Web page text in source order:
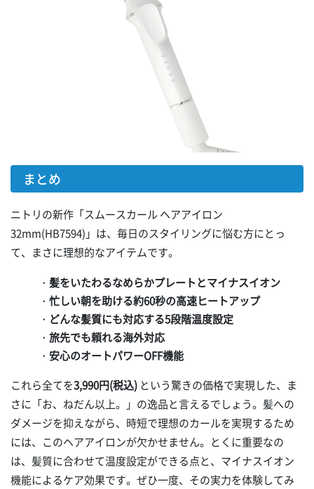
まとめ
ニトリの新作「スムースカール ヘアアイロン
32mm(HB7594)」は、毎日のスタイリングに悩む方にとっ
て、まさに理想的なアイテムです。
・ 髪をいたわるなめらかプレートとマイナスイオン
・ 忙しい朝を助ける約60秒の高速ヒートアップ
・ どんな髪質にも対応する5段階温度設定
・ 旅先でも頼れる海外対応
・ 安心のオートパワーOFF機能
これら全てを3,990円(税込) という驚きの価格で実現した、ま
さに「お、ねだん以上。」の逸品と言えるでしょう。髪への
ダメージを抑えながら、時短で理想のカールを実現するため
には、このヘアアイロンが欠かせません。とくに重要なの
は、髪質に合わせて温度設定ができる点と、マイナスイオン
機能によるケア効果です。ぜひ一度、その実力を体験してみ